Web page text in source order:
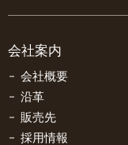
会社案内
会社概要
沿革
販売先
採用情報